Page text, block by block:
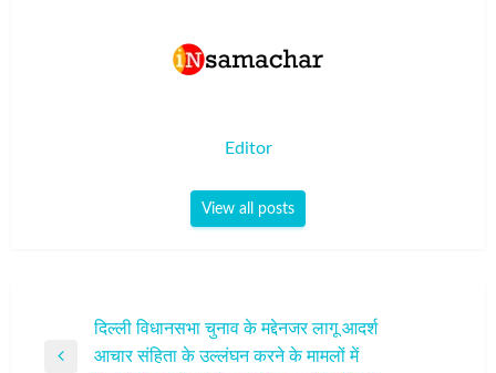
Editor
View all posts
नेविगेशन
दिल्‍ली विधानसभा चुनाव के मद्देनजर लागू आदर्श
आचार संहिता के उल्‍लंघन करने के मामलों में